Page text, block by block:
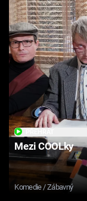
Mezi COOLky
Komedie / Zábavný